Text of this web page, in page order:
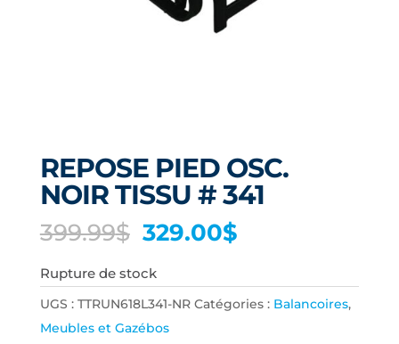
REPOSE PIED OSC.
NOIR TISSU # 341
399.99$ Le
initial
était :
399.99$.
329.00$Le
actuel
est :
Rupture de stock
UGS : TTRUN618L341-NR Catégories : Balancoires,
Meubles et Gazébos